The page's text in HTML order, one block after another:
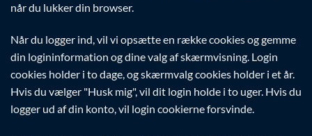
når du lukker din browser.
Når du logger ind, vil vi opsætte en række cookies og gemme
din logininformation og dine valg af skærmvisning. Login
cookies holder i to dage, og skærmvalg cookies holder i et år.
Hvis du vælger "Husk mig", vil dit login holde i to uger. Hvis du
logger ud af din konto, vil login cookierne forsvinde.